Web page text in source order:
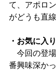
て、アポロ
がどうも直
・お気に入
今回の登場
番興味深か